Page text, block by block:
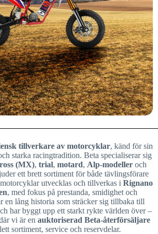
tillverkare av motorcyklar, känd för sin
starka racingtradition. Beta specialiserar sig
(MX), trial, motard, Alp-modelleroch
ett brett sortiment för både tävlingsförare
utvecklas och tillverkas i Rignano
, med fokus på prestanda, smidighet och
en lång historia som sträcker sig tillbaka till
har byggt upp ett starkt rykte världen över –
vi är en auktoriserad Beta-återförsäljare
sortiment, service och reservdelar.